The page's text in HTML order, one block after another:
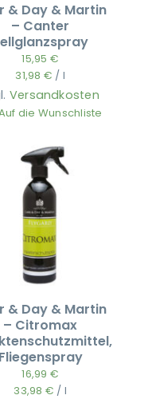
& Day & Martin
– Canter
15,95 €
31,98 € / l
Versandkosten
die Wunschliste
& Day & Martin
– Citromax
Fliegenspray
16,99 €
33,98 € / l